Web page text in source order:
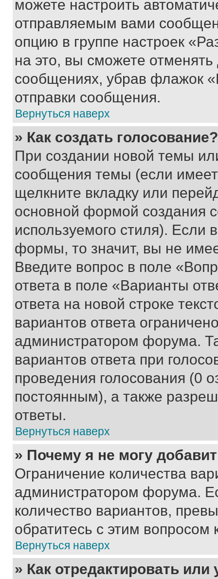
можете настроить
отправляемым вами
опцию в группе настроек
на это, вы сможете
сообщениях, убрав флажок
отправки сообщения.
Вернуться наверх
» Как создать голосование?
При создании новой темы
сообщения темы (если
щелкните вкладку или
основной формой создания
используемого стиля). Если
формы, то значит, вы не
Введите вопрос в поле
ответа в поле «Варианты
ответа на новой строке
вариантов ответа
администратором форума.
вариантов ответа при
проведения голосования (0
постоянным), а также
ответы.
Вернуться наверх
» Почему я не могу
Ограничение количества
администратором форума.
количество вариантов,
обратитесь с этим вопросом
Вернуться наверх
» Как отредактировать